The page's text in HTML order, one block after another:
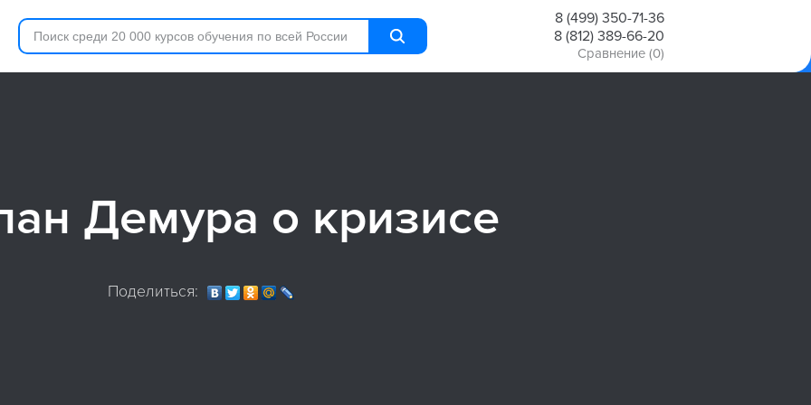
8 (499) 350-71-36
8 (812) 389-66-20
Сравнение (0)
Демура о кризисе
Поделиться: